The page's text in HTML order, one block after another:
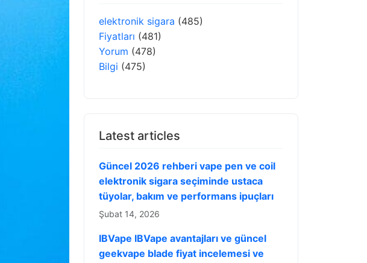
elektronik sigara (485)
Fiyatları (481)
Yorum (478)
Bilgi (475)
Latest articles
Güncel 2026 rehberi vape pen ve coil
elektronik sigara seçiminde ustaca
tüyolar, bakım ve performans ipuçları
Şubat 14, 2026
IBVape IBVape avantajları ve güncel
geekvape blade fiyat incelemesi ve